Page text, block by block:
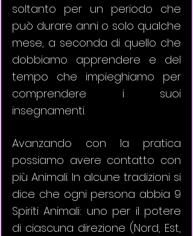
soltanto per un periodo che
può durare anni o solo qualche
mese, a seconda di quello che
dobbiamo apprendere e del
tempo che impieghiamo per
comprendere i suoi
insegnamenti.
Avanzando con la pratica
possiamo avere contatto con
più Animali. In alcune tradizioni si
dice che ogni persona abbia 9
Spiriti Animali: uno per il potere
di ciascuna direzione (Nord, Est,